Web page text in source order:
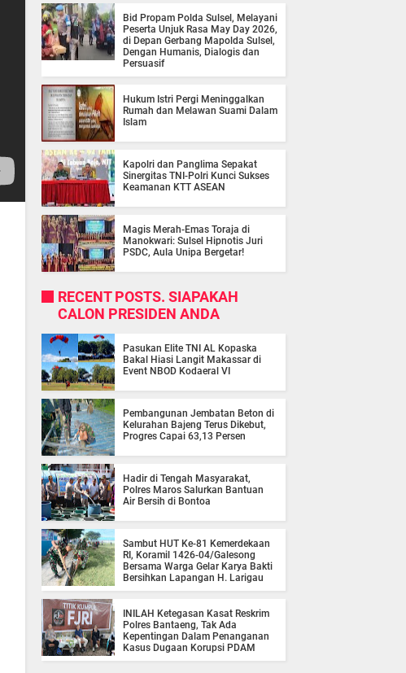
Bid Propam Polda Sulsel, Melayani
Peserta Unjuk Rasa May Day 2026,
di Depan Gerbang Mapolda Sulsel,
Dengan Humanis, Dialogis dan
Persuasif
Hukum Istri Pergi Meninggalkan
Rumah dan Melawan Suami Dalam
Islam
Kapolri dan Panglima Sepakat
Sinergitas TNI-Polri Kunci Sukses
Keamanan KTT ASEAN
Magis Merah-Emas Toraja di
Manokwari: Sulsel Hipnotis Juri
PSDC, Aula Unipa Bergetar!
RECENT POSTS. SIAPAKAH
CALON PRESIDEN ANDA
Pasukan Elite TNI AL Kopaska
Bakal Hiasi Langit Makassar di
Event NBOD Kodaeral VI
Pembangunan Jembatan Beton di
Kelurahan Bajeng Terus Dikebut,
Progres Capai 63,13 Persen
Hadir di Tengah Masyarakat,
Polres Maros Salurkan Bantuan
Air Bersih di Bontoa
Sambut HUT Ke-81 Kemerdekaan
RI, Koramil 1426-04/Galesong
Bersama Warga Gelar Karya Bakti
Bersihkan Lapangan H. Larigau
INILAH Ketegasan Kasat Reskrim
Polres Bantaeng, Tak Ada
Kepentingan Dalam Penanganan
Kasus Dugaan Korupsi PDAM